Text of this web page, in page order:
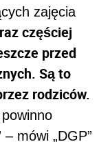
zajęcia
częściej
przed
Są to
rodziców.
mówi „DGP”